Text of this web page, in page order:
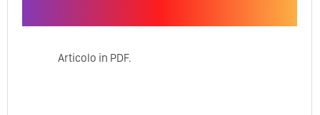
Articolo in PDF.